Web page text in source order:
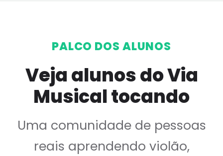
PALCO DOS ALUNOS
Veja alunos do Via
Musical tocando
Uma comunidade de pessoas
reais aprendendo violão,